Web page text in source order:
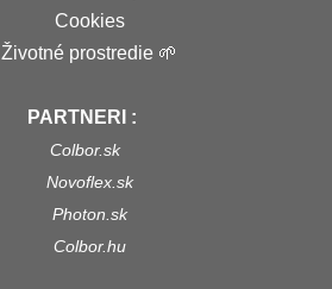
Cookies
Životné prostredie 🌱
PARTNERI :
Colbor.sk
Novoflex.sk
Photon.sk
Colbor.hu